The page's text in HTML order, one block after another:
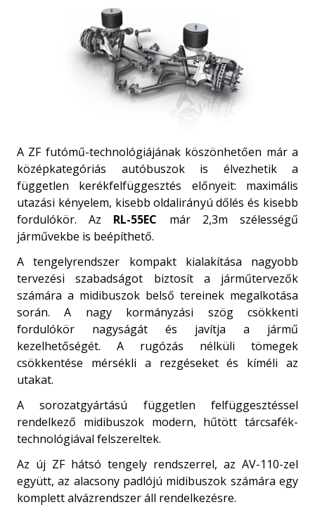
A ZF futómű-technológiájának köszönhetően már a
középkategóriás autóbuszok is élvezhetik a
független kerékfelfüggesztés előnyeit: maximális
utazási kényelem, kisebb oldalirányú dőlés és kisebb
fordulókör. Az RL-55EC már 2,3m szélességű
járművekbe is beépíthető.
A tengelyrendszer kompakt kialakítása nagyobb
tervezési szabadságot biztosít a járműtervezők
számára a midibuszok belső tereinek megalkotása
során. A nagy kormányzási szög csökkenti
fordulókör nagyságát és javítja a jármű
kezelhetőségét. A rugózás nélküli tömegek
csökkentése mérsékli a rezgéseket és kíméli az
utakat.
A sorozatgyártású független felfüggesztéssel
rendelkező midibuszok modern, hűtött tárcsafék-
technológiával felszereltek.
Az új ZF hátsó tengely rendszerrel, az AV-110-zel
együtt, az alacsony padlójú midibuszok számára egy
komplett alvázrendszer áll rendelkezésre.